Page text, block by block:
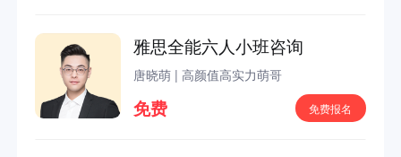
雅思全能六人小班咨询
唐晓萌 | 高颜值高实力萌哥
免费 免费报名